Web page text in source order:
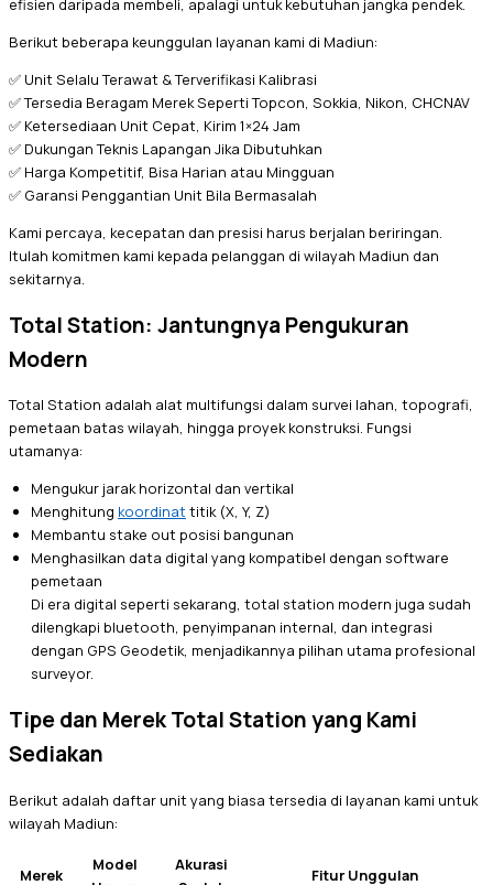
efisien daripada membeli, apalagi untuk kebutuhan jangka pendek.
Berikut beberapa keunggulan layanan kami di Madiun:
✅ Unit Selalu Terawat & Terverifikasi Kalibrasi
✅ Tersedia Beragam Merek Seperti Topcon, Sokkia, Nikon, CHCNAV
✅ Ketersediaan Unit Cepat, Kirim 1×24 Jam
✅ Dukungan Teknis Lapangan Jika Dibutuhkan
✅ Harga Kompetitif, Bisa Harian atau Mingguan
✅ Garansi Penggantian Unit Bila Bermasalah
Kami percaya, kecepatan dan presisi harus berjalan beriringan.
Itulah komitmen kami kepada pelanggan di wilayah Madiun dan
sekitarnya.
Total Station: Jantungnya Pengukuran
Modern
Total Station adalah alat multifungsi dalam survei lahan, topografi,
pemetaan batas wilayah, hingga proyek konstruksi. Fungsi
utamanya:
Mengukur jarak horizontal dan vertikal
Menghitung koordinattitik (X, Y, Z)
Membantu stake out posisi bangunan
Menghasilkan data digital yang kompatibel dengan software
pemetaan
Di era digital seperti sekarang, total station modern juga sudah
dilengkapi bluetooth, penyimpanan internal, dan integrasi
dengan GPS Geodetik, menjadikannya pilihan utama profesional
surveyor.
Tipe dan Merek Total Station yang Kami
Sediakan
Berikut adalah daftar unit yang biasa tersedia di layanan kami untuk
wilayah Madiun:
Merek
Model
Akurasi
Fitur Unggulan